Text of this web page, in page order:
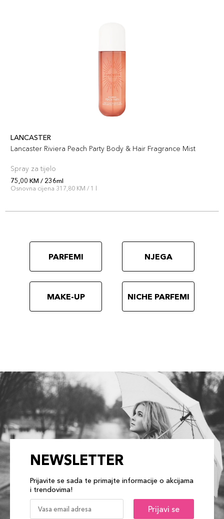
LANCASTER
Lancaster Riviera Peach Party Body & Hair Fragrance Mist
Spray za tijelo
75,00 KM / 236ml
Osnovna cijena 317,80 KM / 1 l
PARFEMI NJEGA
MAKE-UP NICHE PARFEMI
NEWSLETTER
Prijavite se sada te primajte informacije o akcijama
i trendovima!
Prijavi se